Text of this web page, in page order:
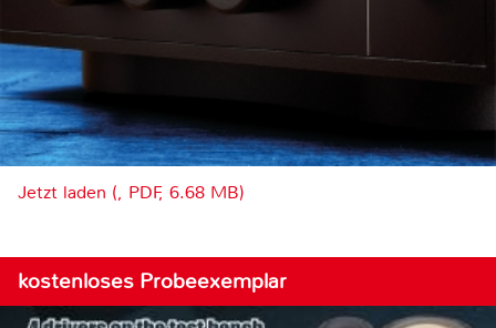
Jetzt laden (, PDF, 6.68 MB)
kostenloses Probeexemplar